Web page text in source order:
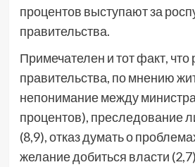
процентов выступают за
правительства.
Примечателен и тот факт, что
правительства, по мнению
непонимание между
процентов), преследование
(8,9), отказ думать о
желание добиться власти